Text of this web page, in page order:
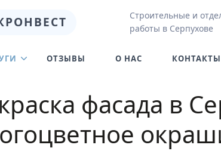
Строительные и
работы в Серпухове
ОТЗЫВЫ О НАС КОНТАКТЫ
фасада в